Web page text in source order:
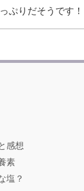
ぷりだそうです！
感想
素
塩？